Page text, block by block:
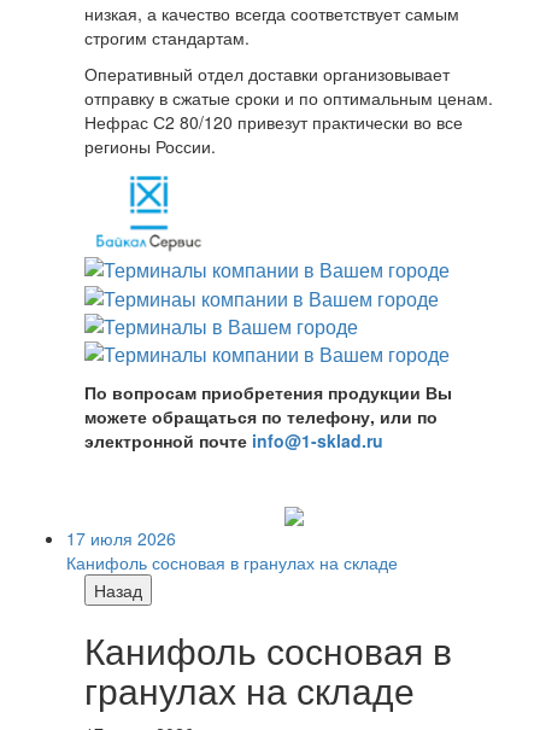
низкая, а качество всегда соответствует самым
строгим стандартам.
Оперативный отдел доставки организовывает
отправку в сжатые сроки и по оптимальным ценам.
Нефрас С2 80/120 привезут практически во все
регионы России.
По вопросам приобретения продукции Вы
можете обращаться по телефону, или по
электронной почте info@1-sklad.ru
17 июля 2026
Канифоль сосновая в гранулах на складе
Назад
Канифоль сосновая в
гранулах на складе